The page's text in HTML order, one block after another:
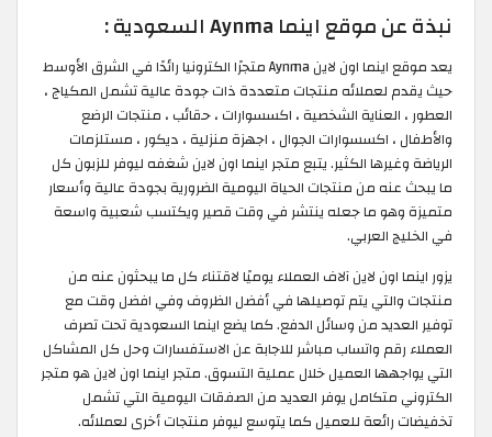
نبذة عن موقع اينما Aynma السعودية :
يعد موقع اينما اون لاين Aynma متجرًا الكترونيا رائدًا في الشرق الأوسط
حيث يقدم لعملائه منتجات متعددة ذات جودة عالية تشمل المكياج ،
العطور ، العناية الشخصية ، اكسسوارات ، حقائب ، منتجات الرضع
والأطفال ، اكسسوارات الجوال ، اجهزة منزلية ، ديكور ، مستلزمات
الرياضة وغيرها الكثير. يتبع متجر اينما اون لاين شغفه ليوفر للزبون كل
ما يبحث عنه من منتجات الحياة اليومية الضرورية بجودة عالية وأسعار
متميزة وهو ما جعله ينتشر في وقت قصير ويكتسب شعبية واسعة
في الخليج العربي.
يزور اينما اون لاين آلاف العملاء يوميًا لاقتناء كل ما يبحثون عنه من
منتجات والتي يتم توصيلها في أفضل الظروف وفي افضل وقت مع
توفير العديد من وسائل الدفع. كما يضع اينما السعودية تحت تصرف
العملاء رقم واتساب مباشر للاجابة عن الاستفسارات وحل كل المشاكل
التي يواجهها العميل خلال عملية التسوق. متجر اينما اون لاين هو متجر
الكتروني متكامل يوفر العديد من الصفقات اليومية التي تشمل
تخفيضات رائعة للعميل كما يتوسع ليوفر منتجات أخرى لعملائه.